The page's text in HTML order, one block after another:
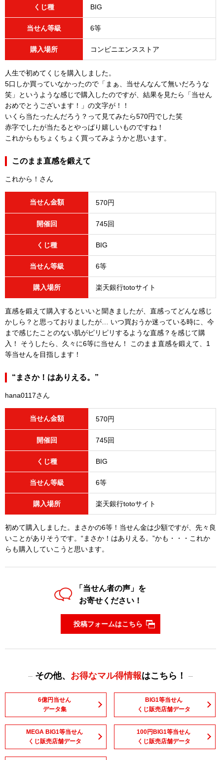
くじ種 BIG
当せん等級 6等
購入場所 コンビニエンスストア
人生で初めてくじを購入しました。
5口しか買っていなかったので「まぁ、当せんなんて無いだろうな
笑」というような感じで購入したのですが、結果を見たら「当せん
おめでとうございます！」の文字が！！
いくら当たったんだろう？って見てみたら570円でした笑
赤字でしたが当たるとやっぱり嬉しいものですね！
これからもちょくちょく買ってみようかと思います。
このまま直感を鍛えて
これから！さん
当せん金額 570円
開催回 745回
くじ種 BIG
当せん等級 6等
購入場所 楽天銀行totoサイト
直感を鍛えて購入するといいと聞きましたが、直感ってどんな感じ
かしら？と思っておりましたが… いつ買おうか迷っている時に、今
まで感じたことのない肌がピリピリするような直感？を感じて購
入！ そうしたら、久々に6等に当せん！ このまま直感を鍛えて、1
等当せんを目指します！
“まさか！はありえる。”
hana0117さん
当せん金額 570円
開催回 745回
くじ種 BIG
当せん等級 6等
購入場所 楽天銀行totoサイト
初めて購入しました。まさかの6等！当せん金は少額ですが、先々良
いことがありそうです。“まさか！はありえる。”かも・・・これか
らも購入していこうと思います。
「当せん者の声」を
お寄せください！
投稿フォームはこちら
その他、 お得なマル得情報はこちら！
6億円当せん
データ集
BIG1等当せん
くじ販売店舗データ
MEGA BIG1等当せん
くじ販売店舗データ
100円BIG1等当せん
くじ販売店舗データ